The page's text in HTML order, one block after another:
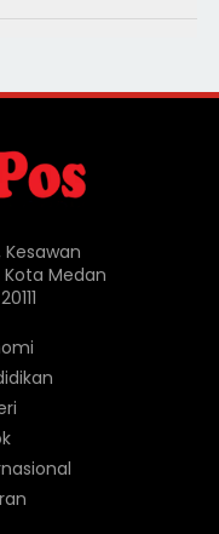
Kesawan
Medan